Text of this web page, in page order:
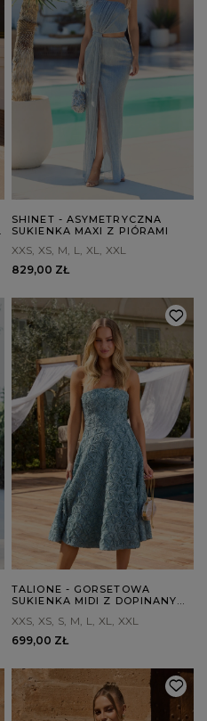
SHINET - ASYMETRYCZNA
SUKIENKA MAXI Z PIÓRAMI
XXS XS M L XL XXL
829,00 ZŁ
TALIONE - GORSETOWA
SUKIENKA MIDI Z DOPINANYMI
XXS XS S M L XL
XXL
699,00 ZŁ